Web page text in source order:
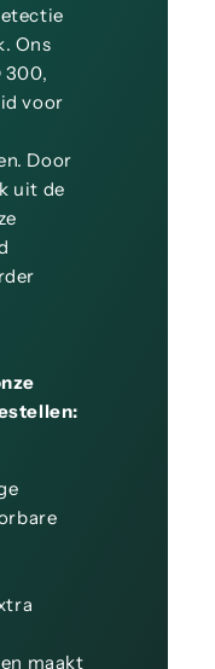
Ons
300,
voor
Door
uit de
maakt